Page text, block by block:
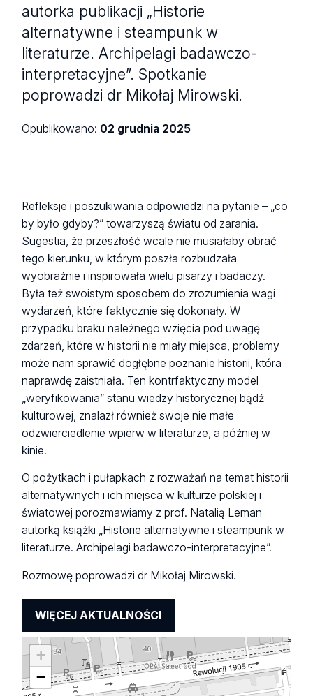
autorka publikacji „Historie
alternatywne i steampunk w
literaturze. Archipelagi badawczo-
interpretacyjne”. Spotkanie
poprowadzi dr Mikołaj Mirowski.
Opublikowano: 02 grudnia 2025
Refleksje i poszukiwania odpowiedzi na pytanie – „co
by było gdyby?” towarzyszą światu od zarania.
Sugestia, że przeszłość wcale nie musiałaby obrać
tego kierunku, w którym poszła rozbudzała
wyobraźnie i inspirowała wielu pisarzy i badaczy.
Była też swoistym sposobem do zrozumienia wagi
wydarzeń, które faktycznie się dokonały. W
przypadku braku należnego wzięcia pod uwagę
zdarzeń, które w historii nie miały miejsca, problemy
może nam sprawić dogłębne poznanie historii, która
naprawdę zaistniała. Ten kontrfaktyczny model
„weryfikowania” stanu wiedzy historycznej bądź
kulturowej, znalazł również swoje nie małe
odzwierciedlenie wpierw w literaturze, a później w
kinie.
O pożytkach i pułapkach z rozważań na temat historii
alternatywnych i ich miejsca w kulturze polskiej i
światowej porozmawiamy z prof. Natalią Leman
autorką książki „Historie alternatywne i steampunk w
literaturze. Archipelagi badawczo-interpretacyjne”.
Rozmowę poprowadzi dr Mikołaj Mirowski.
WIĘCEJ AKTUALNOŚCI
+
−